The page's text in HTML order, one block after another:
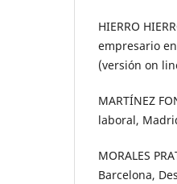
HIERRO
empresario
(versión on
MARTÍNEZ
laboral,
MORALES
Barcelona,